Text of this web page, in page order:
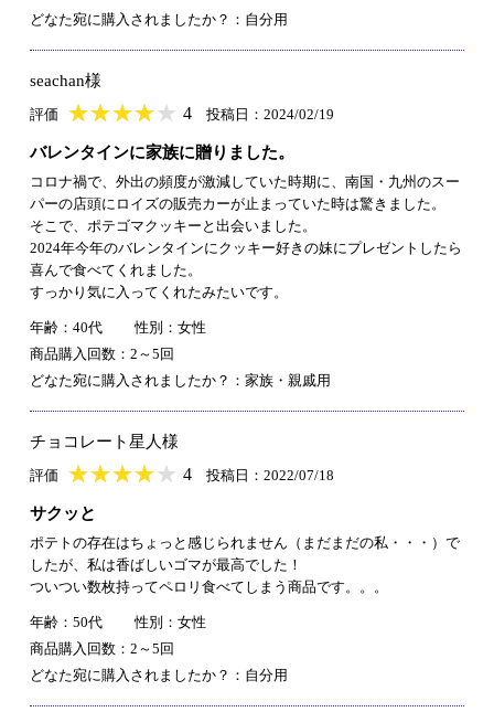
どなた宛に購入されましたか？：自分用
seachan様
評価 ★★★★★
★★★★★ 4 投稿日：2024/02/19
バレンタインに家族に贈りました。
コロナ禍で、外出の頻度が激減していた時期に、南国・九州のスー
パーの店頭にロイズの販売カーが止まっていた時は驚きました。
そこで、ポテゴマクッキーと出会いました。
2024年今年のバレンタインにクッキー好きの妹にプレゼントしたら
喜んで食べてくれました。
すっかり気に入ってくれたみたいです。
年齢：40代
性別：女性
商品購入回数：2～5回
どなた宛に購入されましたか？：家族・親戚用
チョコレート星人様
評価 ★★★★★
★★★★★ 4 投稿日：2022/07/18
サクッと
ポテトの存在はちょっと感じられません（まだまだの私・・・）で
したが、私は香ばしいゴマが最高でした！
ついつい数枚持ってペロリ食べてしまう商品です。。。
年齢：50代
性別：女性
商品購入回数：2～5回
どなた宛に購入されましたか？：自分用